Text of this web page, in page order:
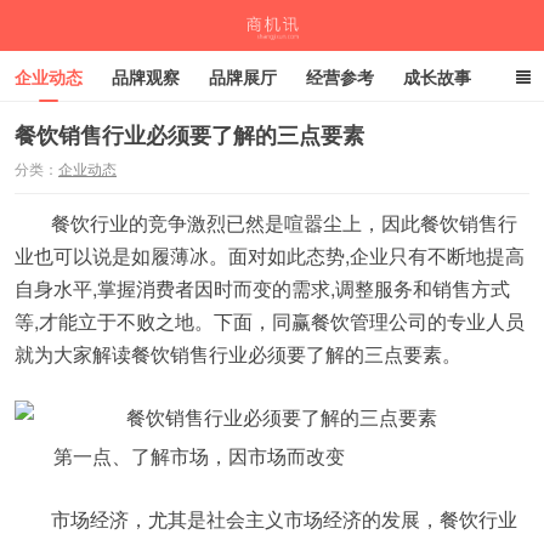
企业动态 品牌观察 品牌展厅 经营参考 成长故事
深度观察 伙伴计划
餐饮销售行业必须要了解的三点要素
分类： 企业动态
餐饮行业的竞争激烈已然是喧嚣尘上，因此餐饮销售行
业也可以说是如履薄冰。面对如此态势,企业只有不断地提高
自身水平,掌握消费者因时而变的需求,调整服务和销售方式
等,才能立于不败之地。下面，同赢餐饮管理公司的专业人员
就为大家解读餐饮销售行业必须要了解的三点要素。
第一点、了解市场，因市场而改变
市场经济，尤其是社会主义市场经济的发展，餐饮行业